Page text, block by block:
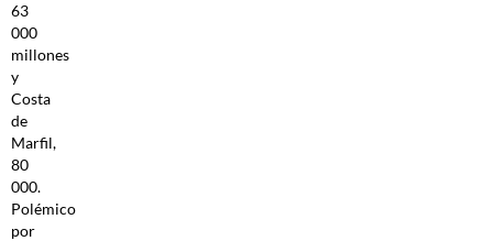
63
000
millones
y
Costa
de
Marfil,
80
000.
Polémico
por